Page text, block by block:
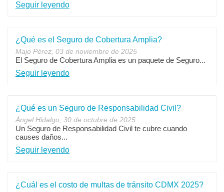
Seguir leyendo
¿Qué es el Seguro de Cobertura Amplia?
Majo Pérez, 03 de noviembre de 2025
El Seguro de Cobertura Amplia es un paquete de Seguro...
Seguir leyendo
¿Qué es un Seguro de Responsabilidad Civil?
Ángel Hidalgo, 30 de octubre de 2025
Un Seguro de Responsabilidad Civil te cubre cuando
causes daños...
Seguir leyendo
¿Cuál es el costo de multas de tránsito CDMX 2025?